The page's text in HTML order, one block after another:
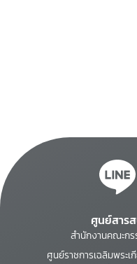
ศูนย์สาร
สำนักงานคณะก
ศูนย์ราชการเฉลิมพระ